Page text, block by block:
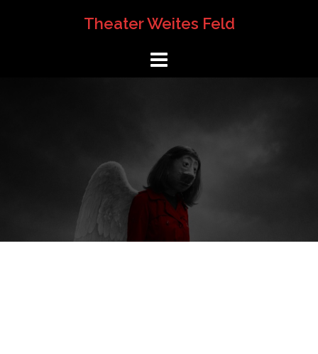
Theater Weites Feld